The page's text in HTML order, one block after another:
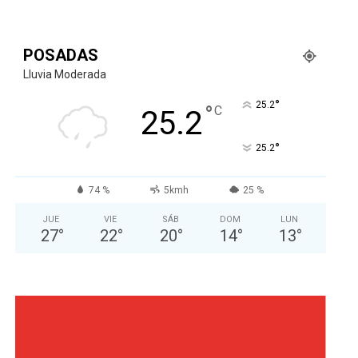
POSADAS
Lluvia Moderada
25.2°C 25.2°
25.2°
74 % 5kmh 25 %
JUE
27°
VIE
22°
SÁB
20°
DOM
14°
LUN
13°